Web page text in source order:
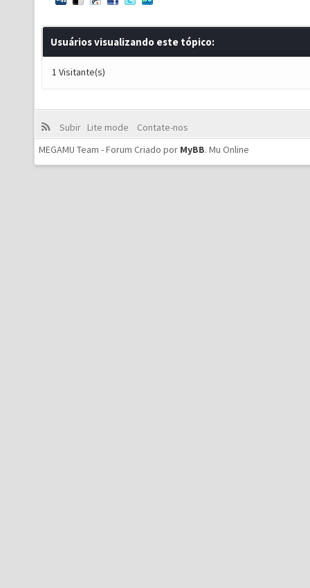
Usuários visualizando este tópico:
1 Visitante(s)
Subir Lite mode
Contate-nos
MEGAMU Team - Forum Criado por MyBB. Mu Online